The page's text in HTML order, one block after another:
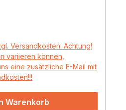
Versandkosten. Achtung!
variieren können,
eine zusätzliche E-Mail mit
Warenkorb